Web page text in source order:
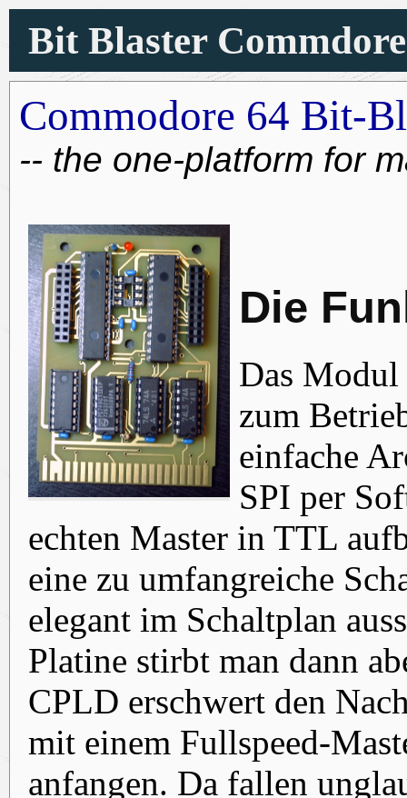
Bit Blaster
Commodore 64 Bit-
-- the one-platform for
Die
Das
zum
einfache
SPI per
echten Master in TTL
eine zu umfangreiche
elegant im Schaltplan
Platine stirbt man dann
CPLD erschwert den
mit einem Fullspeed-
anfangen. Da fallen